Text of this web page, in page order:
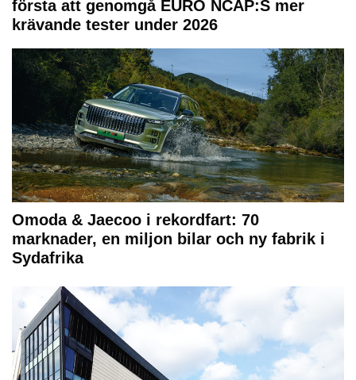
första att genomgå EURO NCAP:S mer
krävande tester under 2026
Omoda & Jaecoo i rekordfart: 70
marknader, en miljon bilar och ny fabrik i
Sydafrika